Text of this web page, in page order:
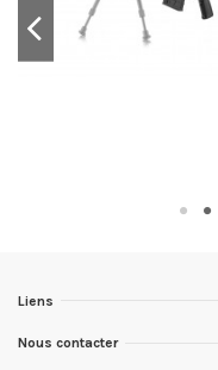
Liens
Nous contacter